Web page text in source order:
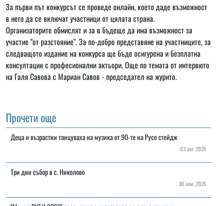
За първи път конкурсът се проведе онлайн, което даде възможност
в него да се включат участници от цялата страна.
Организаторите обмислят и за в бъдеще да има възможност за
участие "от разстояние". За по-добро представяне на участниците, за
следващото издание на конкурса ще бъде осигурена и безплатна
консултация с професионални актьори. Още по темата от интервюто
на Галя Савова с Мариан Савов - председател на журито.
Прочети още
Деца и възрастни танцуваха на музика от 90-те на Русе стейдж
03 авг, 2026
Три дни събор в с. Николово
30 юли, 2026